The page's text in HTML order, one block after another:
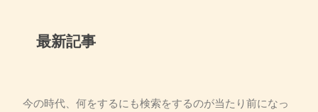
最新記事
今の時代、何をするにも検索をするのが当たり前になっ